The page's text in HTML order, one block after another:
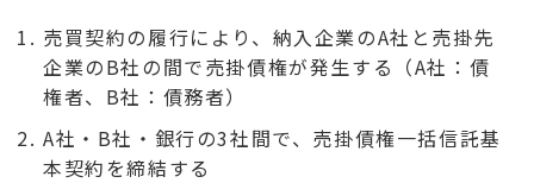
売買契約の履行により、納入企業のA社と売掛先
企業のB社の間で売掛債権が発生する（A社：債
権者、B社：債務者）
A社・B社・銀行の3社間で、売掛債権一括信託基
本契約を締結する